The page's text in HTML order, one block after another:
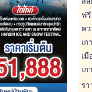
ฟ
ค
เ
เ
เ
ร